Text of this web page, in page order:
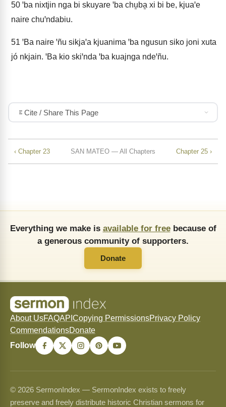
50 ꞌba nixtjin nga bi skuyare ꞌba chu̱ba̱ xi bi be, kjuaꞌe
naire chuꞌndabiu.
51 ꞌBa naire ꞌñu sikjaꞌa kjuanima ꞌba ngusun siko joni xuta
jó nkjain. ꞌBa kio skiꞌnda ꞌba kuajnga ndeꞌñu.
Cite / Share This Page
‹ Chapter 23 SAN MATEO — All Chapters Chapter 25 ›
Everything we make is available for freebecause of
a generous community of supporters.
Donate
About UsFAQAPI Copying PermissionsPrivacy Policy
CommendationsDonate
Follow
© 2026 SermonIndex — SermonIndex exists to freely
preserve and freely distribute historic Christian sermons for